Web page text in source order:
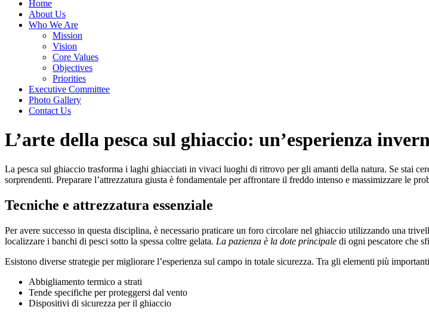
Home
About Us
Who We Are
Mission
Vision
Core Values
Objectives
Priorities
Executive Committee
Photo Gallery
Contact Us
L’arte della pesca sul ghiaccio: un’esperienza
La pesca sul ghiaccio trasforma i laghi ghiacciati in vivaci luoghi di ritrovo per gli amanti della natura. Se stai
sorprendenti. Preparare l’attrezzatura giusta è fondamentale per affrontare il freddo intenso e massimizzare le
Tecniche e attrezzatura essenziale
Per avere successo in questa disciplina, è necessario praticare un foro circolare nel ghiaccio utilizzando una
localizzare i banchi di pesci sotto la spessa coltre gelata. La pazienza è la dote principale di ogni pescatore che
Esistono diverse strategie per migliorare l’esperienza sul campo in totale sicurezza. Tra gli elementi più
Abbigliamento termico a strati
Tende specifiche per proteggersi dal vento
Dispositivi di sicurezza per il ghiaccio